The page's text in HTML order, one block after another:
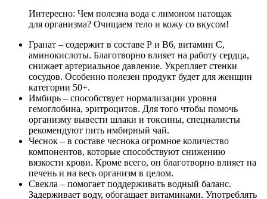
Интересно: Чем полезна вода с лимоном натощак
для организма? Очищаем тело и кожу со вкусом!
Гранат – содержит в составе Р и В6, витамин C,
аминокислоты. Благотворно влияет на работу сердца,
снижает артериальное давление. Укрепляет стенки
сосудов. Особенно полезен продукт будет для женщин
категории 50+.
Имбирь – способствует нормализации уровня
гемоглобина, эритроцитов. Для того чтобы помочь
организму вывести шлаки и токсины, специалисты
рекомендуют пить имбирный чай.
Чеснок – в составе чеснока огромное количество
компонентов, которые способствуют снижению
вязкости крови. Кроме всего, он благотворно влияет на
печень и на весь организм в целом.
Свекла – помогает поддерживать водный баланс.
Задерживает воду, обогащает витаминами. Употреблять